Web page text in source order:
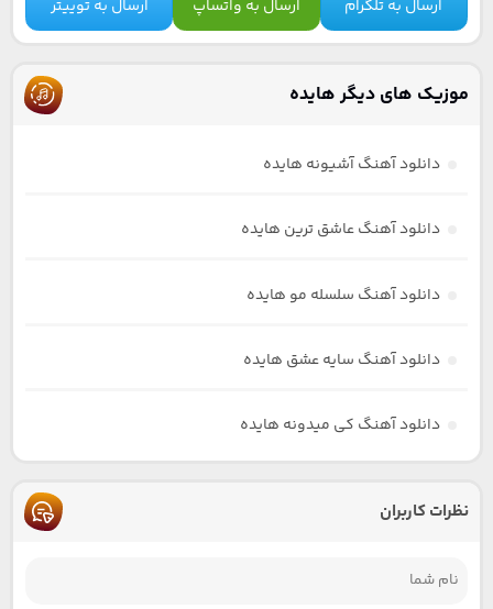
ارسال به تلگرام ارسال به واتساپ ارسال به توییتر
موزیک های دیگر هایده
دانلود آهنگ آشیونه هایده
دانلود آهنگ عاشق ترین هایده
دانلود آهنگ سلسله مو هایده
دانلود آهنگ سایه عشق هایده
دانلود آهنگ کی میدونه هایده
نظرات کاربران